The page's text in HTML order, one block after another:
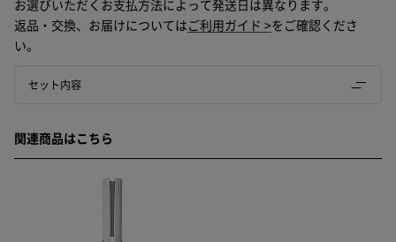
お選びいただくお支払方法によって発送日は異なります。
返品・交換、お届けについては ご利用ガイド >をご確認くださ
い。
セット内容
関連商品はこちら